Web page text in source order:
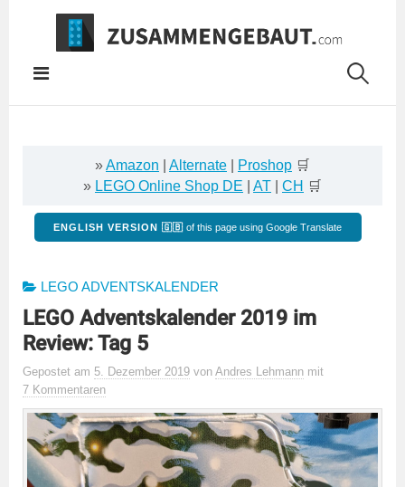
Springe
Inhalt
»Amazon Alternate Proshop 🛒
» LEGO Online Shop DE AT CH 🛒
ENGLISH VERSION 🇬🇧 of this page using Google Translate
LEGO ADVENTSKALENDER
LEGO Adventskalender 2019 im
Review: Tag 5
Gepostet am 5. Dezember 2019 von Andres Lehmann mit
7 Kommentaren